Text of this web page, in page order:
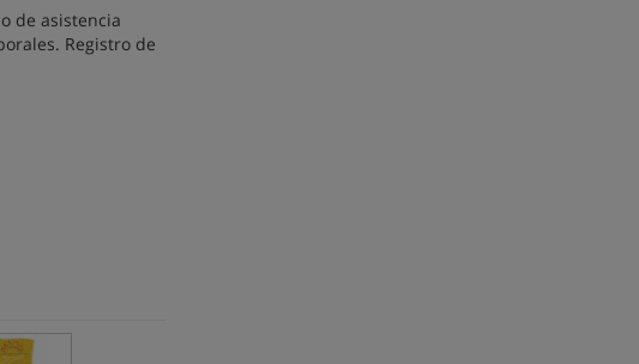
de asistencia
Registro de